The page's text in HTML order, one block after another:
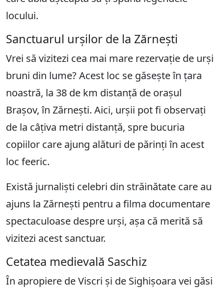
locului.
Sanctuarul urșilor de la Zărnești
Vrei să vizitezi cea mai mare rezervație de urși
bruni din lume? Acest loc se găsește în țara
noastră, la 38 de km distanță de orașul
Brașov, în Zărnești. Aici, urșii pot fi observați
de la câțiva metri distanță, spre bucuria
copiilor care ajung alături de părinți în acest
loc feeric.
Există jurnaliști celebri din străinătate care au
ajuns la Zărnești pentru a filma documentare
spectaculoase despre urși, așa că merită să
vizitezi acest sanctuar.
Cetatea medievală Saschiz
În apropiere de Viscri și de Sighișoara vei găsi